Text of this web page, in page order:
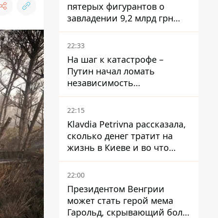
пятерых фигурантов о
завладении 9,2 млрд грн
ПриватБанка направили в
суд
22:33
На шаг к катастрофе –
Путин начал ломать
независимость
собственного Центробанка,
заставив снизить базовую
ставку
22:15
Klavdia Petrivna рассказала,
сколько денег тратит на
жизнь в Киеве и во что
вкладывает миллионы
22:00
Президентом Венгрии
может стать герой мема
Гарольд, скрывающий боль